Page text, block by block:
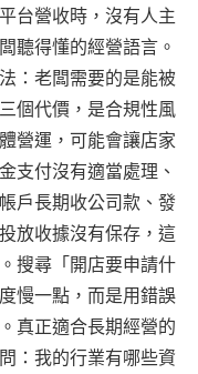
台營收時，沒有人主
聽得懂的經營語言。
：老闆需要的是能被
個代價，是合規性風
營運，可能會讓店家
支付沒有適當處理、
戶長期收公司款、發
放收據沒有保存，這
搜尋「開店要申請什
慢一點，而是用錯誤
真正適合長期經營的
：我的行業有哪些資